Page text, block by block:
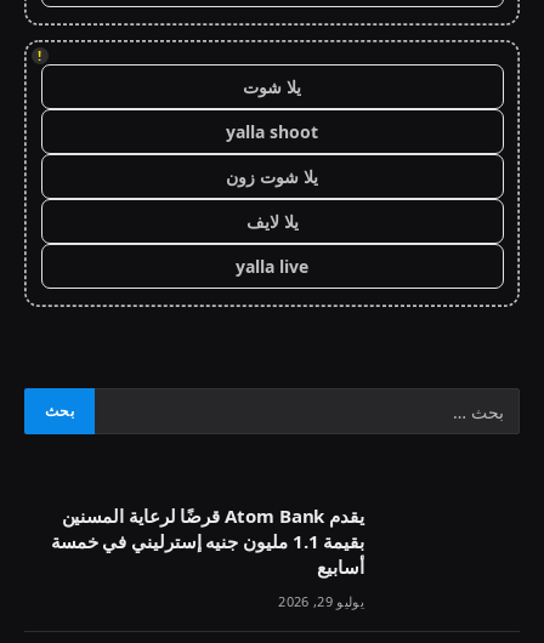
!
يلا شوت
yalla shoot
يلا شوت زون
يلا لايف
yalla live
يقدم Atom Bank قرضًا لرعاية المسنين
بقيمة 1.1 مليون جنيه إسترليني في خمسة
أسابيع
يوليو 29, 2026